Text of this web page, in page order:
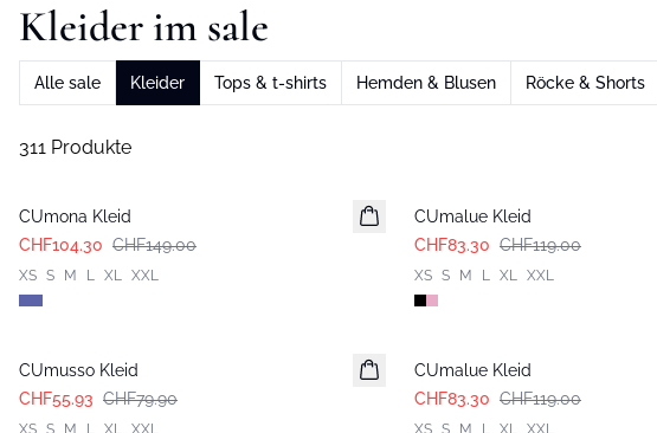
Kleider im sale
Alle sale Kleider Tops & t-shirts Hemden & Blusen Röcke & Shorts
311 Produkte
CUmona Kleid
CHF104.30 CHF149.00
XS S M L XL XXL
CUmalue Kleid
CHF83.30 CHF119.00
XS S M L XL XXL
CUmusso Kleid
CHF55.93 CHF79.90
XS S M L XL XXL
CUmalue Kleid
CHF83.30 CHF119.00
XS S M L XL XXL